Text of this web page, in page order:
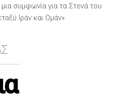
συμφωνία για τα Στενά του
Ιράν και Ομάν»